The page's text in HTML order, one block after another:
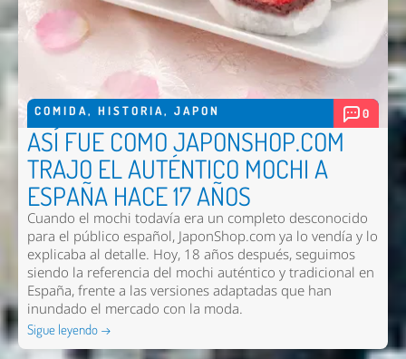
COMIDA, HISTORIA, JAPON 0
ASÍ FUE COMO JAPONSHOP.COM
TRAJO EL AUTÉNTICO MOCHI A
ESPAÑA HACE 17 AÑOS
Cuando el mochi todavía era un completo desconocido
para el público español, JaponShop.com ya lo vendía y lo
explicaba al detalle. Hoy, 18 años después, seguimos
siendo la referencia del mochi auténtico y tradicional en
España, frente a las versiones adaptadas que han
inundado el mercado con la moda.
Sigue leyendo →
Nombre *
Email *
Comentario *